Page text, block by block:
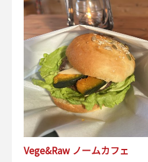
Vege&Raw ノームカフェ